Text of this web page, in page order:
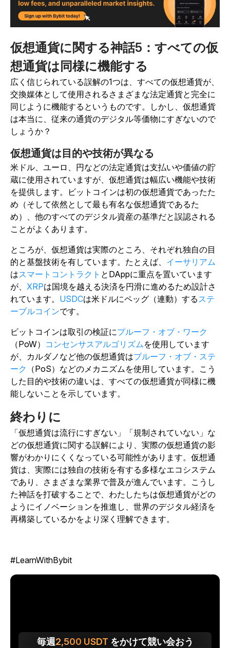
仮想通貨に関する神話5：すべての仮
想通貨は同様に機能する
広く信じられている誤解の1つは、すべての仮想通貨が、
交換媒体として使用されるさまざまな法定通貨と完全に
同じように機能するというものです。しかし、仮想通貨
は本当に、従来の通貨のデジタル等価物にすぎないので
しょうか？
仮想通貨は目的や技術が異なる
米ドル、ユーロ、円などの法定通貨は支払いや価値の貯
蔵に使用されていますが、仮想通貨は幅広い機能や技術
を提供します。ビットコインは初の仮想通貨であったた
め（そして依然として最も有名な仮想通貨であるた
め）、他のすべてのデジタル資産の基準だと誤認される
ことがよくあります。
ところが、仮想通貨は実際のところ、それぞれ独自の目
的と基盤技術を有しています。たとえば、 イーサリアム
はスマートコントラクト とDAppに重点を置いています
が、 XRPは国境を越える決済を円滑に進めるため設計さ
れています。 USDCは米ドルにペッグ（連動）するステ
ーブルコインです。
ビットコインは取引の検証にプルーフ・オブ・ワーク
（PoW） コンセンサスアルゴリズムを使用しています
が、カルダノなど他の仮想通貨はプルーフ・オブ・ステ
ーク （PoS）などのメカニズムを使用しています。こう
した目的や技術の違いは、すべての仮想通貨が同様に機
能しないことを示しています。
終わりに
「仮想通貨は流行にすぎない」「規制されていない」な
どの仮想通貨に関する誤解により、実際の仮想通貨の影
響がわかりにくくなっている可能性があります。仮想通
貨は、実際には独自の技術を有する多様なエコシステム
であり、さまざまな業界で普及が進んでいます。こうし
た神話を打破することで、わたしたちは仮想通貨がどの
ようにイノベーションを推進し、世界のデジタル経済を
再構築しているかをより深く理解できます。
#LearnWithBybit
毎週2,500 USDT をかけて競い会おう